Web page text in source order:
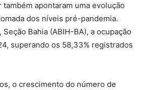
apontaram uma evolução
dos níveis pré-pandemia.
Bahia (ABIH-BA), a ocupação
superando os 58,33% registrados
o crescimento do número de